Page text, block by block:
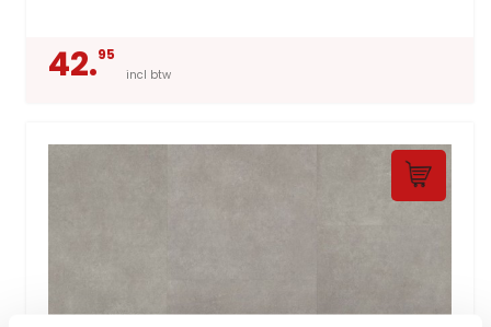
42.95
incl btw